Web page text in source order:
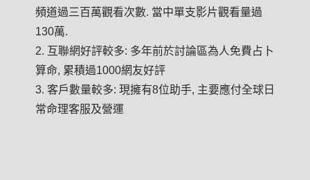
頻道過三百萬觀看次數. 當中單支影片觀看量過
130萬.
2. 互聯網好評較多: 多年前於討論區為人免費占卜
算命, 累積過1000網友好評
3. 客戶數量較多: 現擁有8位助手, 主要應付全球日
常命理客服及營運